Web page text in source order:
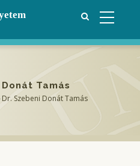
Tamás
Dr. Szebeni Donát Tamás